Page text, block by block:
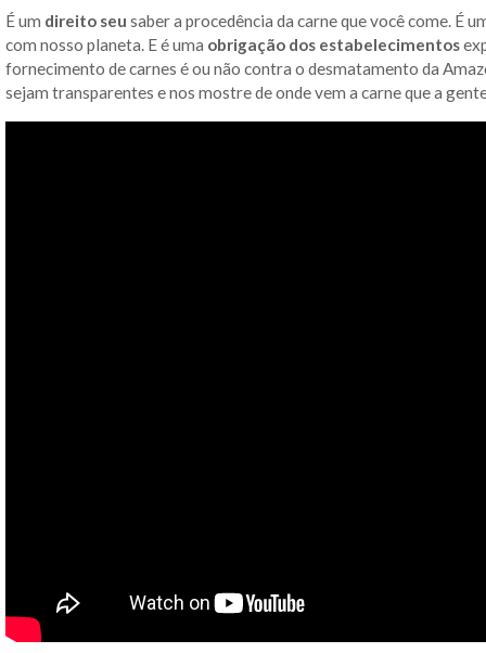
É um direito seu saber a procedência da carne que você come. É
com nosso planeta. E é uma obrigação dos estabelecimentos
fornecimento de carnes é ou não contra o desmatamento da
sejam transparentes e nos mostre de onde vem a carne que a